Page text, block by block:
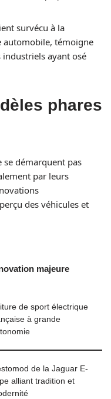
survécu à la
automobile, témoigne
ayant osé
phares
se démarquent pas
par leurs
des véhicules et
majeure
de sport électrique
à grande
de la Jaguar E-
alliant tradition et